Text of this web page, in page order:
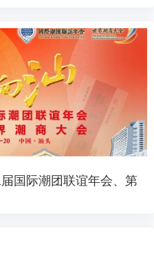
国际潮团联谊年会、第